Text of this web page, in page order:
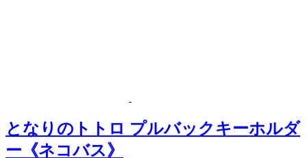
となりのトトロ プルバックキーホルダ
ー《ネコバス》